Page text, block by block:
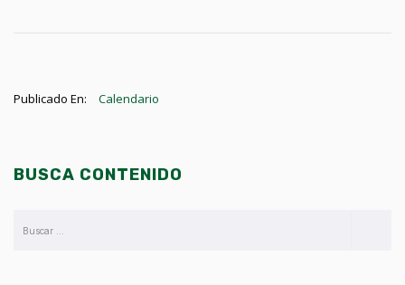
Publicado En: Calendario
BUSCA CONTENIDO